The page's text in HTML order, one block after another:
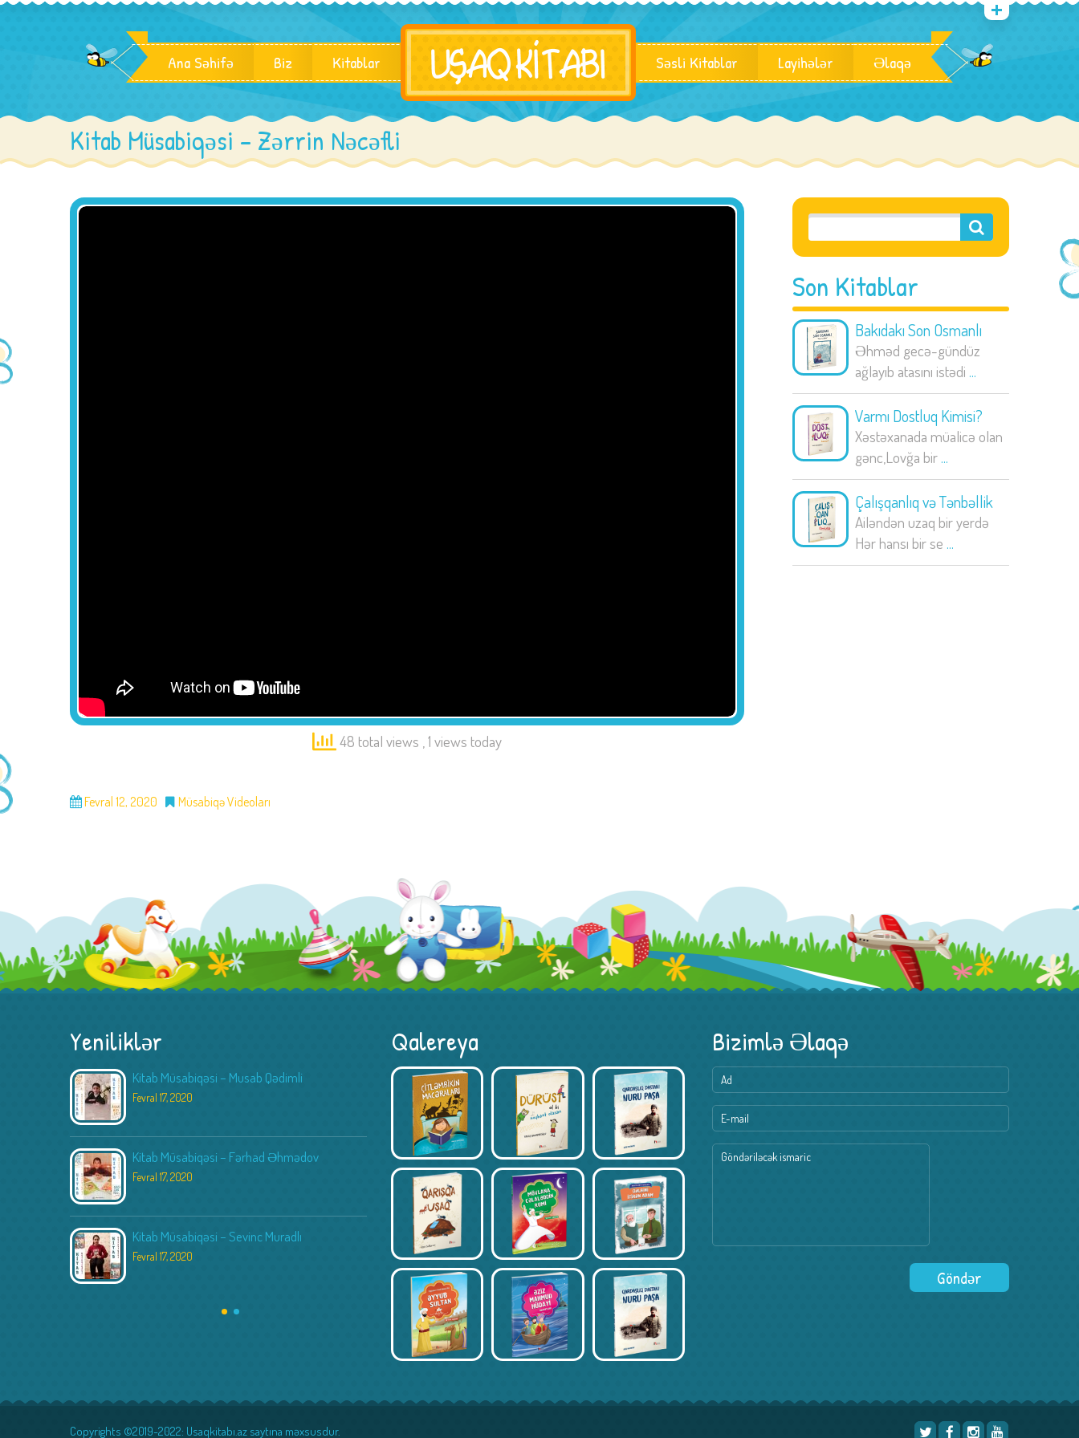
Ana Səhifə Biz Kitablar Səsli Kitablar Layihələr Əlaqə
Kitab Müsabiqəsi – Zərrin Nəcəfli
Son Kitablar
Bakıdakı Son Osmanlı
Əhməd gecə-gündüz
ağlayıb atasını istədi ...
Varmı Dostluq Kimisi?
Xəstəxanada müalicə olan
gənc,Lovğa bir ...
Çalışqanlıq və Tənbəllik
Ailəndən uzaq bir yerdə
Hər hansı bir se ...
48 total views , 1 views today
Fevral 12, 2020 Müsabiqə Videoları
Yeniliklər
Kitab Müsabiqəsi – Musab Qədimli
Fevral 17, 2020
Kitab Müsabiqəsi – Fərhad Əhmədov
Fevral 17, 2020
Kitab Müsabiqəsi – Sevinc Muradlı
Fevral 17, 2020
Kitab Müsabiqəsi – Xədicə Hacıyeva
Fevral 17, 2020
Kitab Müsabiqəsi – Əli İsmayılov
Fevral 17, 2020
Kitab Müsabiqəsi – İncinur Əliyeva
Fevral 17, 2020
Qalereya Bizimlə Əlaqə
Copyrights ©2019-2022: Usaqkitabı.az saytına məxsusdur.